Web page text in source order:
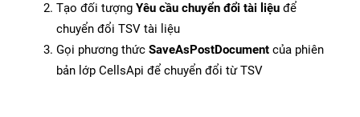
Tạo đối tượng Yêu cầu chuyển đổi tài liệu để
chuyển đổi TSV tài liệu
Gọi phương thức SaveAsPostDocument của phiên
bản lớp CellsApi để chuyển đổi từ TSV